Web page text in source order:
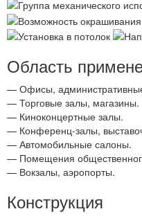
Область
— Офисы,
— Торговые залы, магазины.
— Киноконцертные залы.
— Конференц-залы,
— Автомобильные салоны.
— Помещения
— Вокзалы, аэропорты.
Конструкция